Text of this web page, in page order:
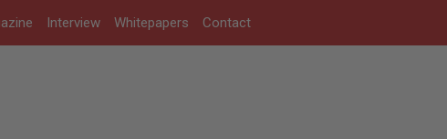
Interview Whitepapers Contact